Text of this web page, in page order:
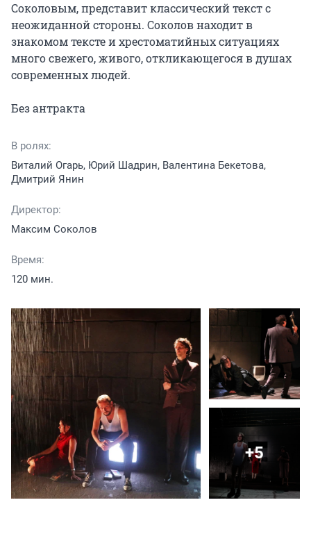
Соколовым, представит классический текст с
неожиданной стороны. Соколов находит в
знакомом тексте и хрестоматийных ситуациях
много свежего, живого, откликающегося в душах
современных людей.
Без антракта
В ролях:
Виталий Огарь, Юрий Шадрин, Валентина Бекетова,
Дмитрий Янин
Директор:
Максим Соколов
Время:
120 мин.
+5